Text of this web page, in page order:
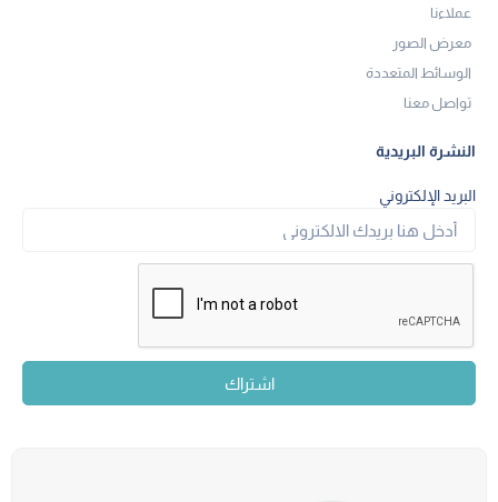
عملاءنا
معرض الصور
الوسائط المتعددة
تواصل معنا
النشرة البريدية
البريد الإلكتروني
اشتراك